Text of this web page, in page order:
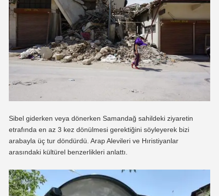
Sibel giderken veya dönerken Samandağ sahildeki ziyaretin
etrafında en az 3 kez dönülmesi gerektiğini söyleyerek bizi
arabayla üç tur döndürdü. Arap Alevileri ve Hıristiyanlar
arasındaki kültürel benzerlikleri anlattı.